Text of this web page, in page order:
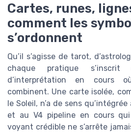
Cartes, runes,
comment les
s’ordonnent
Qu’il s’agisse de tarot,
chaque pratique
d’interprétation en cours
combinent. Une carte isolée,
le Soleil, n’a de sens
et au V4 pipeline en cours
voyant crédible ne s’arrête